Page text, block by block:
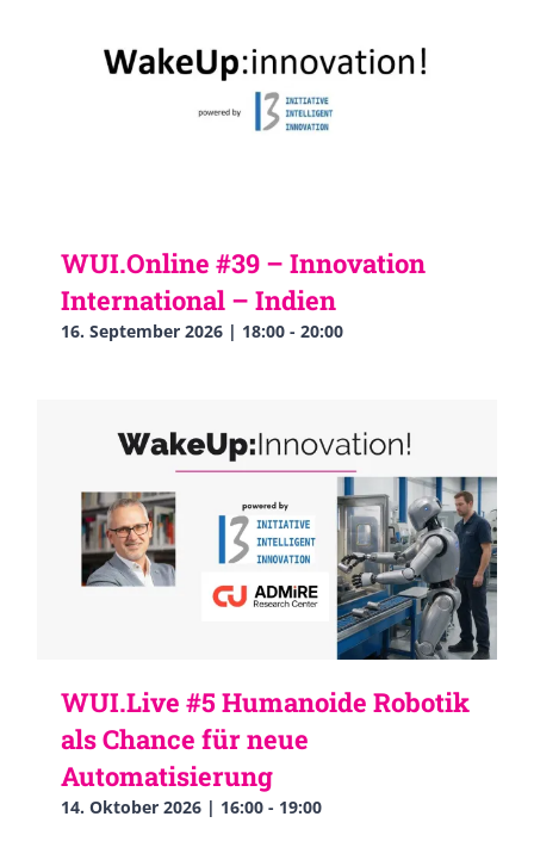
WUI.Online #39 – Innovation
International – Indien
16. September 2026 | 18:00 - 20:00
WUI.Live #5 Humanoide Robotik
als Chance für neue
Automatisierung
14. Oktober 2026 | 16:00 - 19:00